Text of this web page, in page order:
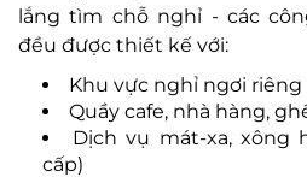
lắng tìm chỗ nghỉ - các
đều được thiết kế với:
Khu vực nghỉ ngơi riêng
Quầy cafe, nhà hàng, gh
Dịch vụ mát-xa, xông
cấp)